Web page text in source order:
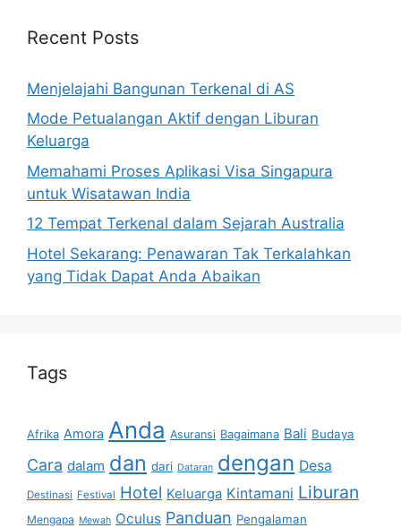
Recent Posts
Menjelajahi Bangunan Terkenal di AS
Mode Petualangan Aktif dengan Liburan
Keluarga
Memahami Proses Aplikasi Visa Singapura
untuk Wisatawan India
12 Tempat Terkenal dalam Sejarah Australia
Hotel Sekarang: Penawaran Tak Terkalahkan
yang Tidak Dapat Anda Abaikan
Tags
Afrika Amora Anda Asuransi Bagaimana Bali Budaya
Cara dalam dan dari Dataran dengan Desa
Destinasi Festival Hotel Keluarga Kintamani Liburan
Mengapa Mewah Oculus Panduan Pengalaman